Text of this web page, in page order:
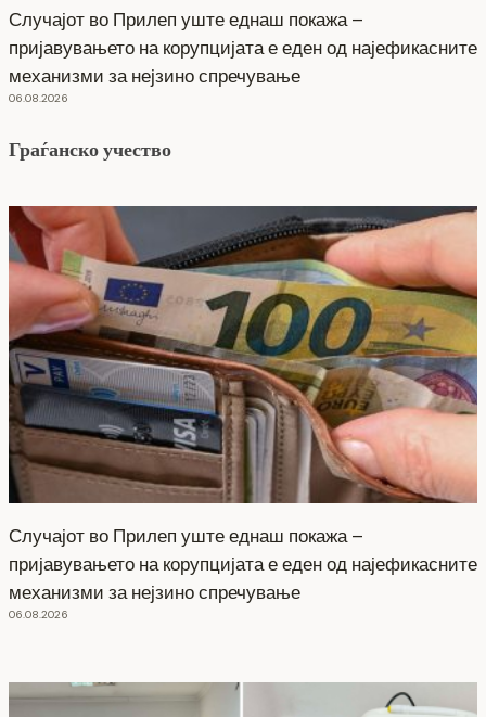
Случајот во Прилеп уште еднаш покажа –
пријавувањето на корупцијата е еден од најефикасните
механизми за нејзино спречување
06.08.2026
Граѓанско учество
Случајот во Прилеп уште еднаш покажа –
пријавувањето на корупцијата е еден од најефикасните
механизми за нејзино спречување
06.08.2026